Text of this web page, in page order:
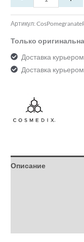
Артикул:
Только
Доставка
Доставка
Описание